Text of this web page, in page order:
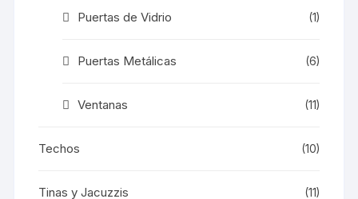
Puertas de Vidrio (1)
Puertas Metálicas (6)
Ventanas (11)
Techos (10)
Tinas y Jacuzzis (11)